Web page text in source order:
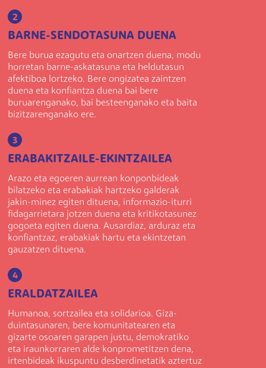
2
BARNE-SENDOTASUNA DUENA
Bere burua ezagutu eta onartzen duena, modu
horretan barne-askatasuna eta heldutasun
afektiboa lortzeko. Bere ongizatea zaintzen
duena eta konfiantza duena bai bere
buruarenganako, bai besteenganako eta baita
bizitzarenganako ere.
3
ERABAKITZAILE-EKINTZAILEA
Arazo eta egoeren aurrean konponbideak
bilatzeko eta erabakiak hartzeko galderak
jakin-minez egiten dituena, informazio-iturri
fidagarrietara jotzen duena eta kritikotasunez
gogoeta egiten duena. Ausardiaz, arduraz eta
konfiantzaz, erabakiak hartu eta ekintzetan
gauzatzen dituena.
4
ERALDATZAILEA
Humanoa, sortzailea eta solidarioa. Giza-
duintasunaren, bere komunitatearen eta
gizarte osoaren garapen justu, demokratiko
eta iraunkorraren alde konprometitzen dena,
irtenbideak ikuspuntu desberdinetatik aztertuz